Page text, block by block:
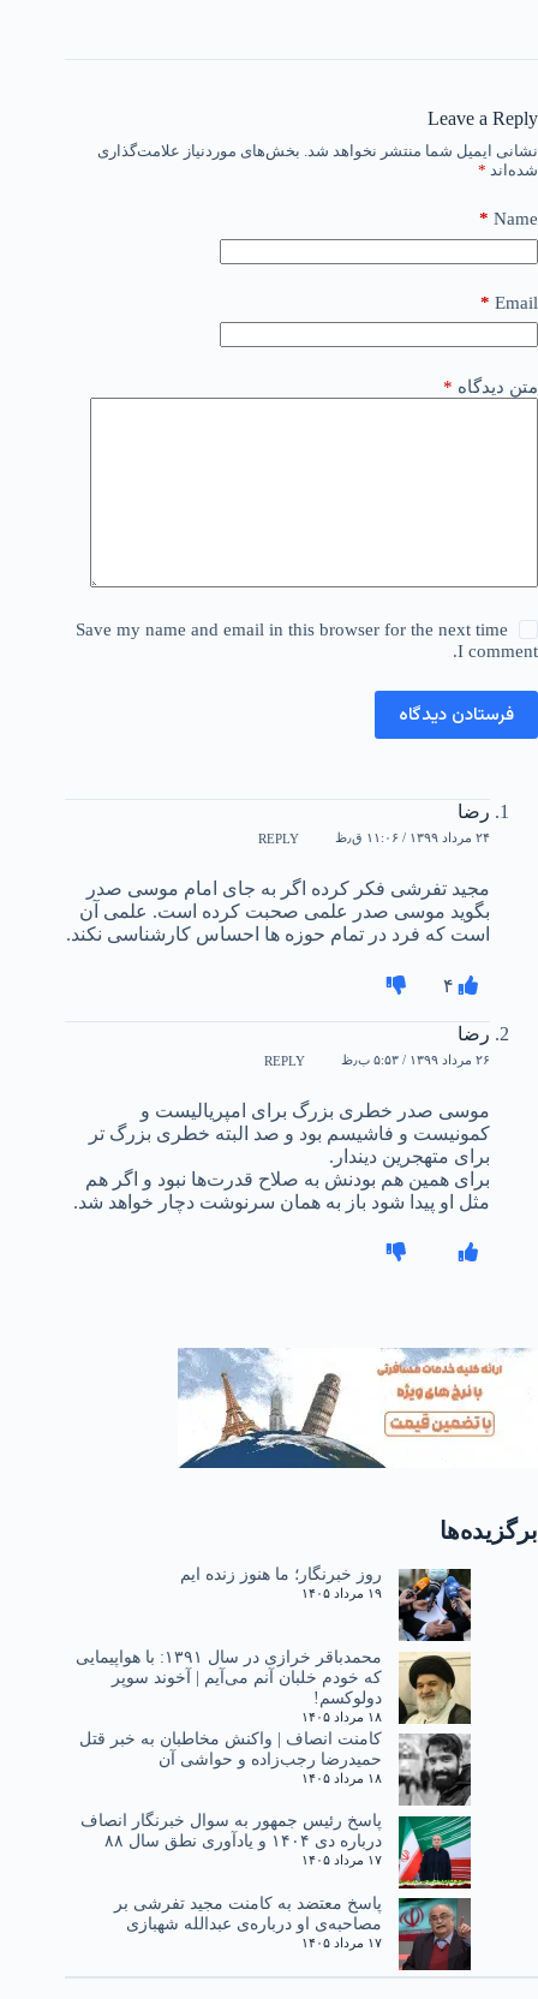
Leave a Reply
نشانی ایمیل شما منتشر نخواهد شد. بخش‌های موردنیاز علامت‌گذاری
شده‌اند *
Name
*
Email
*
متن دیدگاه *
Save my name and email in this browser for the next time
I comment.
فرستادن دیدگاه
رضا
۲۴ مرداد ۱۳۹۹ / ۱۱:۰۶ ق٫ظ REPLY
مجید تفرشی فکر کرده اگر به جای امام موسی صدر
بگوید موسی صدر علمی صحبت کرده است. علمی آن
است که فرد در تمام حوزه ها احساس کارشناسی نکند.
۴
رضا
۲۶ مرداد ۱۳۹۹ / ۵:۵۳ ب٫ظ REPLY
موسی صدر خطری بزرگ برای امپریالیست و
کمونیست و فاشیسم بود و صد البته خطری بزرگ تر
برای متهجرین دیندار.
برای همین هم بودنش به صلاح قدرت‌ها نبود و اگر هم
مثل او پیدا شود باز به همان سرنوشت دچار خواهد شد.
برگزیده‌ها
روز خبرنگار؛ ما هنوز زنده ایم
۱۹ مرداد ۱۴۰۵
محمدباقر خرازی در سال ۱۳۹۱: با هواپیمایی
که خودم خلبان آنم می‌آیم | آخوند سوپر
دولوکسم!
۱۸ مرداد ۱۴۰۵
کامنت انصاف | واکنش مخاطبان به خبر قتل
حمیدرضا رجب‌زاده و حواشی آن
۱۸ مرداد ۱۴۰۵
پاسخ رئیس جمهور به سوال خبرنگار انصاف
درباره دی ۱۴۰۴ و یادآوری نطق سال ۸۸
۱۷ مرداد ۱۴۰۵
پاسخ معتضد به کامنت مجید تفرشی بر
مصاحبه‌ی او درباره‌ی عبدالله شهبازی
۱۷ مرداد ۱۴۰۵